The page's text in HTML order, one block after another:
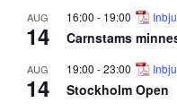
AUG
14
16:00 - 19:00
Carnstams
AUG
14
19:00 -23:00
Stockholm Open